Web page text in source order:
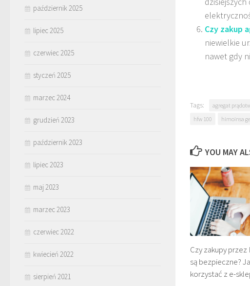
Czy zakup
niewielkie
nawet gdy
Tags: agregat
hfw 100
himoinsa
YOU MAY
Czy zakupy
są bezpieczne?
korzystać z e-
październik 2025
lipiec 2025
czerwiec 2025
styczeń 2025
marzec 2024
grudzień 2023
październik 2023
lipiec 2023
maj 2023
marzec 2023
czerwiec 2022
kwiecień 2022
sierpień 2021